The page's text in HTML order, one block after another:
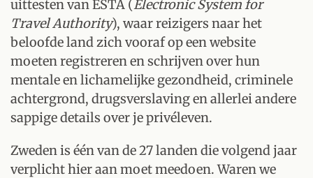
uittesten van ESTA (Electronic System for
Travel Authority), waar reizigers naar het
beloofde land zich vooraf op een website
moeten registreren en schrijven over hun
mentale en lichamelijke gezondheid, criminele
achtergrond, drugsverslaving en allerlei andere
sappige details over je privéleven.
Zweden is één van de 27 landen die volgend jaar
verplicht hier aan moet meedoen. Waren we